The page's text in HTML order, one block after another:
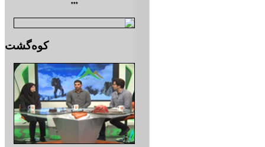
***
کوه‌گشت